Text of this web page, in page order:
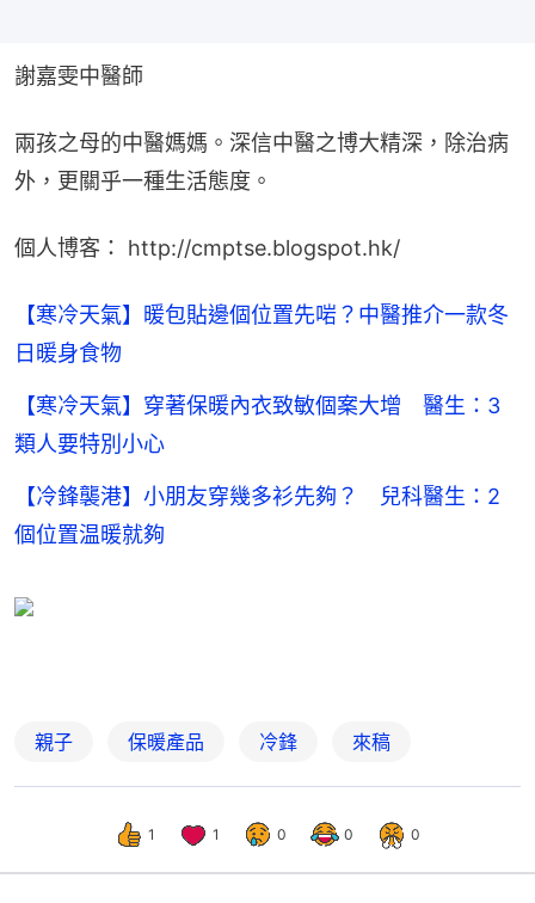
謝嘉雯中醫師
兩孩之母的中醫媽媽。深信中醫之博大精深，除治病
外，更關乎一種生活態度。
個人博客： http://cmptse.blogspot.hk/
【寒冷天氣】暖包貼邊個位置先啱？中醫推介一款冬
日暖身食物
【寒冷天氣】穿著保暖內衣致敏個案大增 醫生：3
類人要特別小心
【冷鋒襲港】小朋友穿幾多衫先夠？ 兒科醫生：2
個位置温暖就夠
親子 保暖產品 冷鋒 來稿
1 1 0 0 0